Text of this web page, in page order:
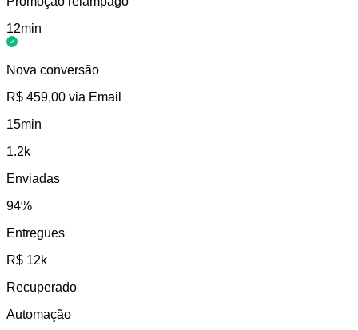
12min
Nova conversão
R$ 459,00 via Email
15min
1.2k
Enviadas
94%
Entregues
R$ 12k
Recuperado
Automação